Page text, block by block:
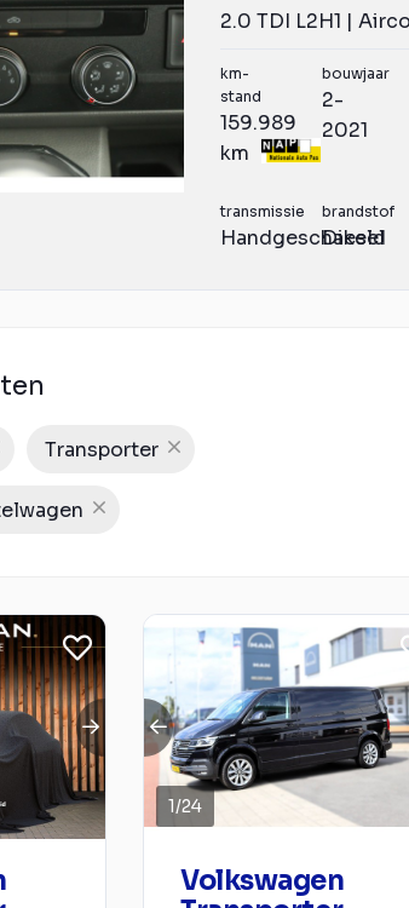
km-
stand
159.989
km
bouwjaar
2-
2021
transmissie
Handgeschakeld
brandstof
Diesel
Transporter
1/24
Volkswagen